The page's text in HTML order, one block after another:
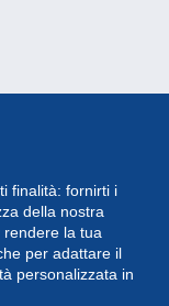
finalità: fornirti i
della nostra
la tua
per adattare il
personalizzata in